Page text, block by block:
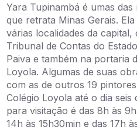
Yara Tupinambá é umas
que retrata Minas Gerais.
várias localidades da
Tribunal de Contas do
Paiva e também na portaria
Loyola. Algumas de suas
com as de outros 19
Colégio Loyola até o dia
para visitação é das 8h às
14h às 15h30min e das 17h